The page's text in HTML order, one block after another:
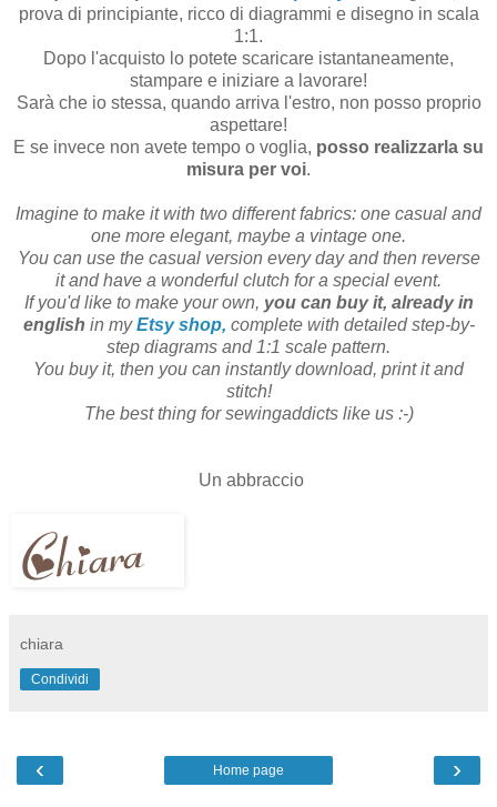
prova di principiante, ricco di diagrammi e disegno in scala
1:1.
Dopo l'acquisto lo potete scaricare istantaneamente,
stampare e iniziare a lavorare!
Sarà che io stessa, quando arriva l'estro, non posso proprio
aspettare!
E se invece non avete tempo o voglia, posso realizzarla su
misura per voi.
Imagine to make it with two different fabrics: one casual and
one more elegant, maybe a vintage one.
You can use the casual version every day and then reverse
it and have a wonderful clutch for a special event.
If you'd like to make your own, you can buy it, already in
english in myEtsy shop, complete with detailed step-by-
step diagrams and 1:1 scale pattern.
You buy it, then you can instantly download, print it and
stitch!
The best thing for sewingaddicts like us :-)
Un abbraccio
chiara
Condividi
‹ ›
Home page